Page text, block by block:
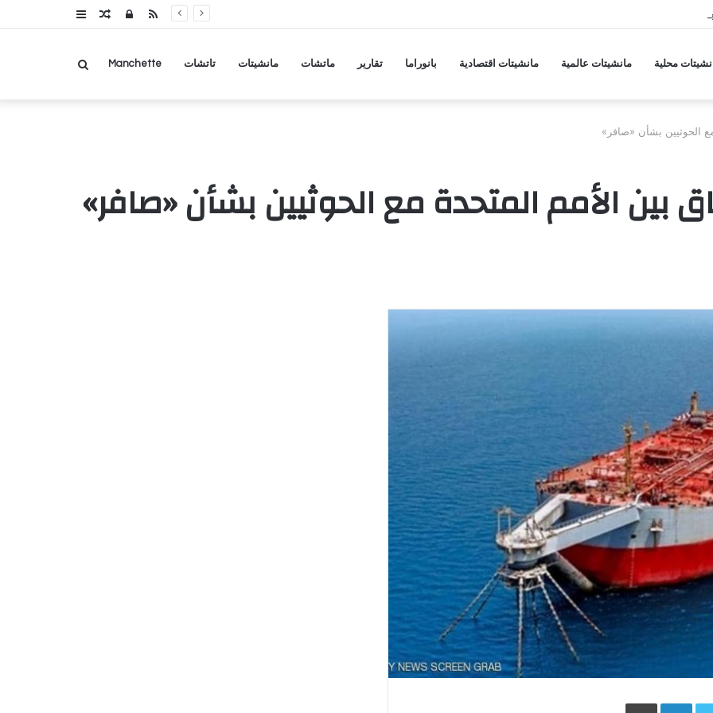
ارتفاع جديدة في أسعار المواد الغذائية عمودمقالتسجيلRSS
محلية مانشيتات عالمية مانشيتات اقتصادية بانوراما تقارير ماتشات مانشيتات تاتشات Manchette بحث
الحوثيين بشأن «صافر»
بين الأمم المتحدة مع الحوثيين بشأن «صافر»
Twitter
LinkedInطباعة